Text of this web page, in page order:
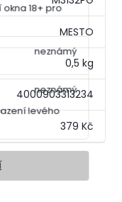
18+ pro
neznámý
levého
neznámý
MESTO
0,5 kg
4000903313234
379 Kč